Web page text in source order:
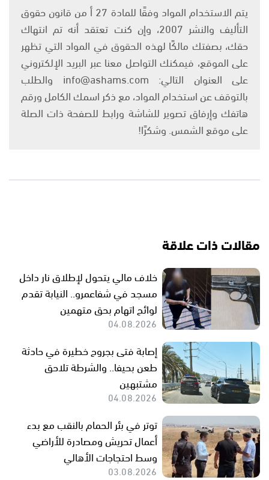
يتم الاستخدام المواد وفقًا للمادة 27 أ من قانون حقوق
التأليف والنشر 2007، وإن كنت تعتقد أنه تم انتهاك
حقك، بصفتك مالكًا لهذه الحقوق في المواد التي تظهر
على الموقع، فيمكنك التواصل معنا عبر البريد الإلكتروني
على العنوان التالي: info@ashams.com والطلب
بالتوقف عن استخدام المواد، مع ذكر اسمك الكامل ورقم
هاتفك وإرفاق تصوير للشاشة ورابط للصفحة ذات الصلة
على موقع الشمس. وشكرًا!
مقالات ذات علاقة
خلاف مالي يتحول لإطلاق نار داخل
مسجد في شفاعمرو.. النيابة تقدم
لوائح اتهام بحق متهمين
04.08.2026
إصابة فتى بجروح خطيرة في حادثة
طعن بحيفا.. والشرطة تلاحق
مشتبهين
04.08.2026
توتر في بئر الحمام بالنقب مع بدء
أعمال تحريش ومصادرة للأراضي
وسط احتجاجات الأهالي
03.08.2026